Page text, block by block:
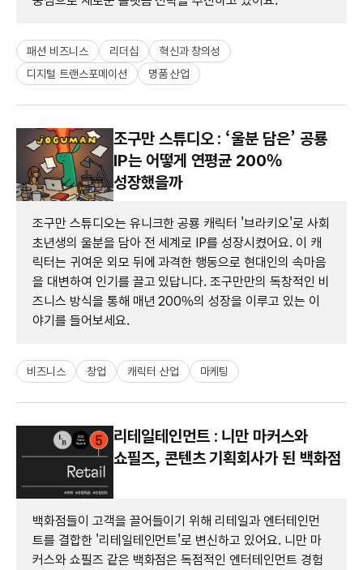
패션 비즈니스 리더십
혁신과 창의성
디지털 트랜스포메이션
명품 산업
조구만 스튜디오 : ‘울분 담은’ 공룡
IP는 어떻게 연평균 200%
성장했을까
조구만 스튜디오는 유니크한 공룡 캐릭터 '브라키오'로 사회
초년생의 울분을 담아 전 세계로 IP를 성장시켰어요. 이 캐
릭터는 귀여운 외모 뒤에 과격한 행동으로 현대인의 속마음
을 대변하여 인기를 끌고 있답니다. 조구만만의 독창적인 비
즈니스 방식을 통해 매년 200%의 성장을 이루고 있는 이
야기를 들어보세요.
비즈니스 창업 캐릭터 산업 마케팅
리테일테인먼트 : 니만 마커스와
쇼필즈, 콘텐츠 기획회사가 된 백화점
백화점들이 고객을 끌어들이기 위해 리테일과 엔터테인먼
트를 결합한 '리테일테인먼트'로 변신하고 있어요. 니만 마
커스와 쇼필즈 같은 백화점은 독점적인 엔터테인먼트 경험